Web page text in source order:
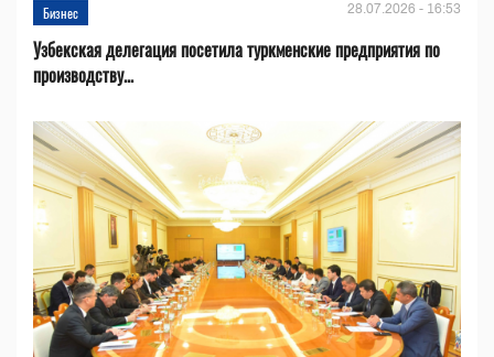
Бизнес 28.07.2026 - 16:53
Узбекская делегация посетила туркменские предприятия по
производству...